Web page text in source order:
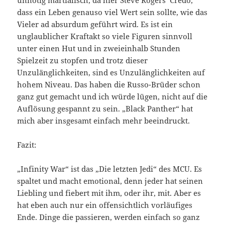
dass ein Leben genauso viel Wert sein sollte, wie das
Vieler ad absurdum geführt wird. Es ist ein
unglaublicher Kraftakt so viele Figuren sinnvoll
unter einen Hut und in zweieinhalb Stunden
Spielzeit zu stopfen und trotz dieser
Unzulänglichkeiten, sind es Unzulänglichkeiten auf
hohem Niveau. Das haben die Russo-Brüder schon
ganz gut gemacht und ich würde lügen, nicht auf die
Auflösung gespannt zu sein. „Black Panther“ hat
mich aber insgesamt einfach mehr beeindruckt.
Fazit:
„Infinity War“ ist das „Die letzten Jedi“ des MCU. Es
spaltet und macht emotional, denn jeder hat seinen
Liebling und fiebert mit ihm, oder ihr, mit. Aber es
hat eben auch nur ein offensichtlich vorläufiges
Ende. Dinge die passieren, werden einfach so ganz